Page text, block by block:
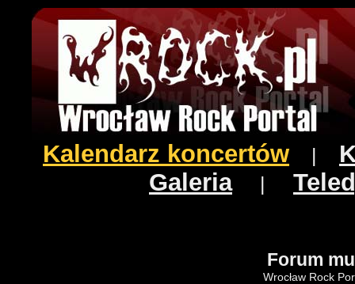
Kalendarz koncertów
Galeria|
Forum
Wrocław Rock